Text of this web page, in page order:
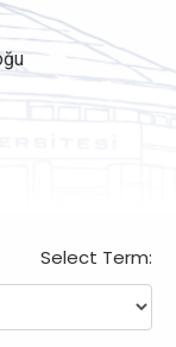
Select Term: